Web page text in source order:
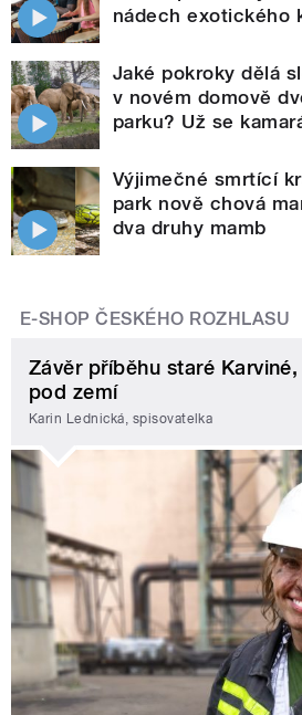
nádech exotického
Jaké pokroky dělá
v novém domově
parku? Už se
Výjimečné smrtící
park nově chová
dva druhy mamb
E-SHOP ČESKÉHO ROZHLASU
Závěr příběhu staré
pod zemí
Karin Lednická, spisovatelka